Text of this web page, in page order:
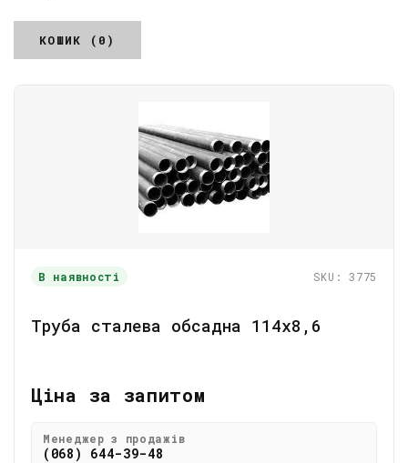
КОШИК (0)
В наявності SKU: 3775
Труба сталева обсадна 114х8,6
Ціна за запитом
Менеджер з продажів
(068) 644-39-48